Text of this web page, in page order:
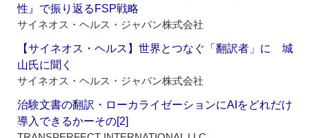
性』で振り返るFSP戦略
サイネオス・ヘルス・ジャパン株式会社
【サイネオス・ヘルス】世界とつなぐ「翻訳者」に 城
山氏に聞く
サイネオス・ヘルス・ジャパン株式会社
治験文書の翻訳・ローカライゼーションにAIをどれだけ
導入できるかーその[2]